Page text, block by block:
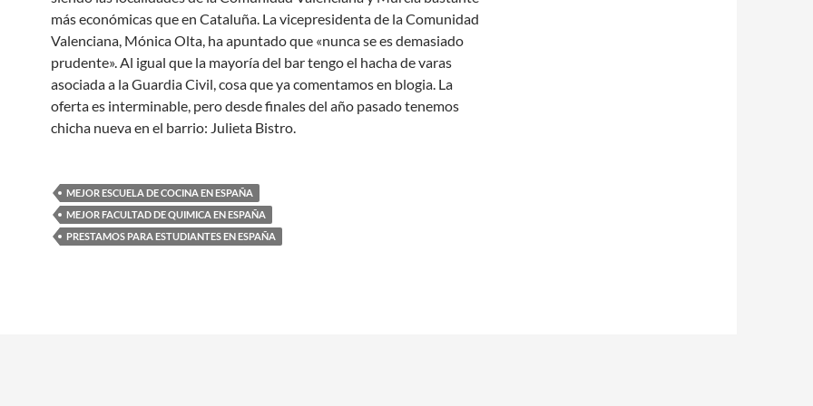
más económicas que en Cataluña. La vicepresidenta de la Comunidad
Valenciana, Mónica Olta, ha apuntado que «nunca se es demasiado
prudente». Al igual que la mayoría del bar tengo el hacha de varas
asociada a la Guardia Civil, cosa que ya comentamos en blogia. La
oferta es interminable, pero desde finales del año pasado tenemos
chicha nueva en el barrio: Julieta Bistro.
MEJOR ESCUELA DE COCINA EN ESPAÑA
MEJOR FACULTAD DE QUIMICA EN ESPAÑA
PRESTAMOS PARA ESTUDIANTES EN ESPAÑA